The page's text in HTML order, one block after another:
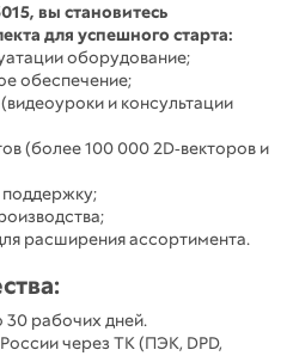
вы становитесь
для успешного старта:
оборудование;
обеспечение;
и консультации
(более 100 000 2D‑векторов и
расширения ассортимента.
30 рабочих дней.
через ТК (ПЭК, DPD,